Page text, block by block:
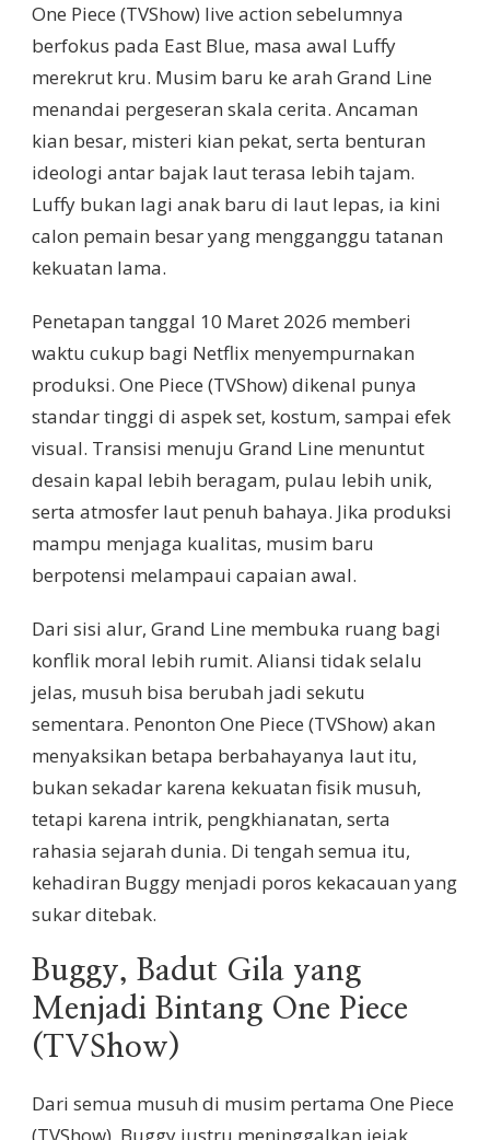
One Piece (TVShow) live action sebelumnya
berfokus pada East Blue, masa awal Luffy
merekrut kru. Musim baru ke arah Grand Line
menandai pergeseran skala cerita. Ancaman
kian besar, misteri kian pekat, serta benturan
ideologi antar bajak laut terasa lebih tajam.
Luffy bukan lagi anak baru di laut lepas, ia kini
calon pemain besar yang mengganggu tatanan
kekuatan lama.
Penetapan tanggal 10 Maret 2026 memberi
waktu cukup bagi Netflix menyempurnakan
produksi. One Piece (TVShow) dikenal punya
standar tinggi di aspek set, kostum, sampai efek
visual. Transisi menuju Grand Line menuntut
desain kapal lebih beragam, pulau lebih unik,
serta atmosfer laut penuh bahaya. Jika produksi
mampu menjaga kualitas, musim baru
berpotensi melampaui capaian awal.
Dari sisi alur, Grand Line membuka ruang bagi
konflik moral lebih rumit. Aliansi tidak selalu
jelas, musuh bisa berubah jadi sekutu
sementara. Penonton One Piece (TVShow) akan
menyaksikan betapa berbahayanya laut itu,
bukan sekadar karena kekuatan fisik musuh,
tetapi karena intrik, pengkhianatan, serta
rahasia sejarah dunia. Di tengah semua itu,
kehadiran Buggy menjadi poros kekacauan yang
sukar ditebak.
Buggy, Badut Gila yang
Menjadi Bintang One Piece
(TVShow)
Dari semua musuh di musim pertama One Piece
(TVShow), Buggy justru meninggalkan jejak